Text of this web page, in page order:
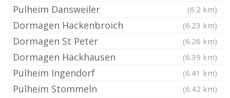
Pulheim Dansweiler (6.2 km)
Dormagen Hackenbroich (6.23 km)
Dormagen St Peter (6.26 km)
Dormagen Hackhausen (6.39 km)
Pulheim Ingendorf (6.41 km)
Pulheim Stommeln (6.42 km)